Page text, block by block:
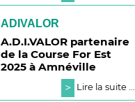
ADIVALOR
A.D.I.VALOR partenaire
de la Course For Est
2025 à Amnéville
>
Lire la suite ...